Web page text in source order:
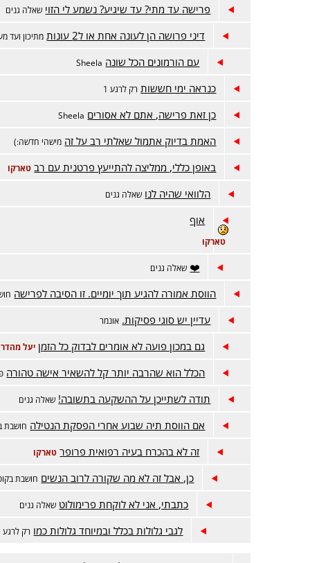
פרישה עד מתי? עד שיגיע? נשמע לי הזוי שאלה גנים
דיני פרושה הן לעונה אחת או ל2 עונות מתיכון ועד
עם הורמונים הכל שונה Sheela
כנראה ימי חששות רק לרגע 1
כן זאת פרישה, אתם לא אסורים Sheela
האמת בדיוק אתמול שאלתי רב על זה מישהי חדשה:)
באופן כללי, ממליצה להתייעץ פרטנית עם רב טארקו
הלוואי שהיה לנו שאלה גנים
אוף
טארקו
❤️ שאלה גנים
הווסת אמורה להגיע תוך יומיים. זו הסיבה לפרישה
עדיין יש סוגי פסיקות. אונמר
גם במכון פועה לא אומרים לבדוק כל הזמן יעל
הכלל הוא שהרבה יותר קל להשאיר אישה טהורה
תודה לשתייכן על ההשקעה בתשובה! שאלה גנים
אם הווסת תיה שבוע אחרי הפסקת הנטילה חושבת
זה לא בהכרח בעיה רפואית פרופר טארקו
כן, אבל זה לא מה שקורה לרוב הנשים חושבת
כתבתי, אני לא לוקחת פרימולוט שאלה גנים
לגבי גלולות בכלל ובמיוחד גלולות כמו רק לרגע 1